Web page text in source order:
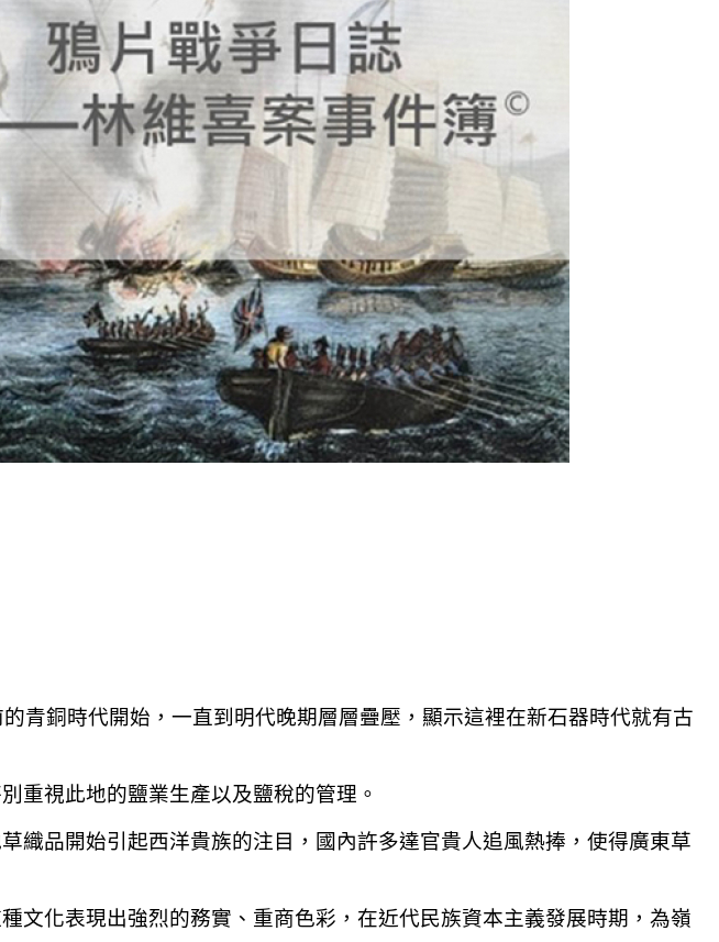
青銅時代開始，一直到明代晚期層層疊壓，顯示這裡在新石器時代就有古
重視此地的鹽業生產以及鹽稅的管理。
織品開始引起西洋貴族的注目，國內許多達官貴人追風熱捧，使得廣東草
文化表現出強烈的務實、重商色彩，在近代民族資本主義發展時期，為嶺